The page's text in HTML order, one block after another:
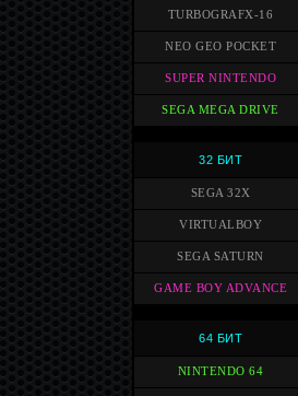
TURBOGRAFX-16
NEO GEO POCKET
SUPER NINTENDO
SEGA MEGA DRIVE
32 БИТ
SEGA 32X
VIRTUALBOY
SEGA SATURN
GAME BOY ADVANCE
64 БИТ
NINTENDO 64